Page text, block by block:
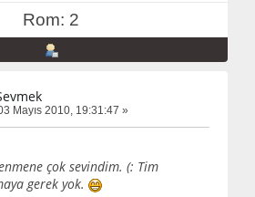
Rom: 2
Mayıs 2010, 19:31:47 »
çok sevindim. (: Tim
gerek yok.